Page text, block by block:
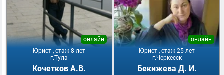
Юрист , стаж 8 лет
онлайн
г.Тула
Кочетков А.В.
Юрист , стаж 25 лет
онлайн
г.Черкесск
Бекижева Д. И.